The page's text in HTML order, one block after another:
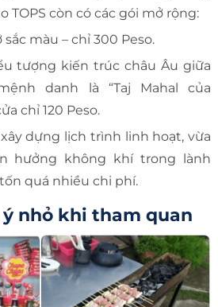
TOPS còn có các gói mở rộng:
sắc màu – chỉ 300 Peso.
tượng kiến trúc châu Âu giữa
danh là “Taj Mahal của
chỉ 120 Peso.
dựng lịch trình linh hoạt, vừa
hưởng không khí trong lành
quá nhiều chi phí.
nhỏ khi tham quan